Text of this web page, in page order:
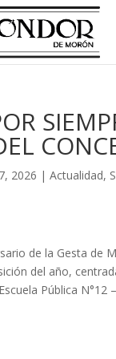
2026 |Actualidad,
de la Gesta de
del año,
Pública